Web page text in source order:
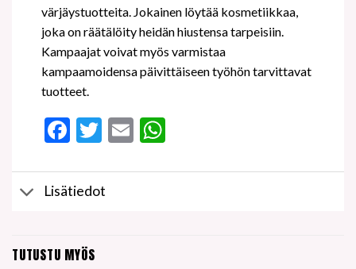
värjäystuotteita. Jokainen löytää kosmetiikkaa,
joka on räätälöity heidän hiustensa tarpeisiin.
Kampaajat voivat myös varmistaa
kampaamoidensa päivittäiseen työhön tarvittavat
tuotteet.
Facebook
Twitter
EmailWhatsApp
Lisätiedot
TUTUSTU MYÖS